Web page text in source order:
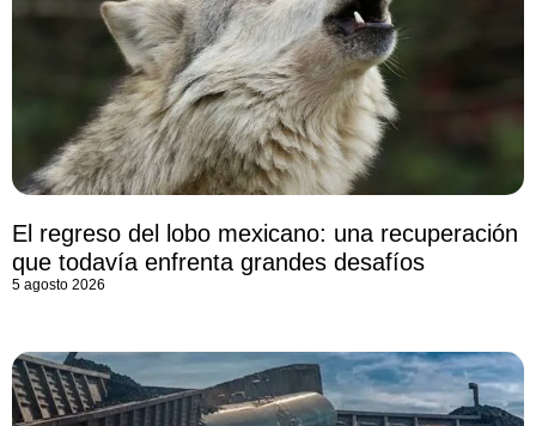
El regreso del lobo mexicano: una recuperación
que todavía enfrenta grandes desafíos
5 agosto 2026